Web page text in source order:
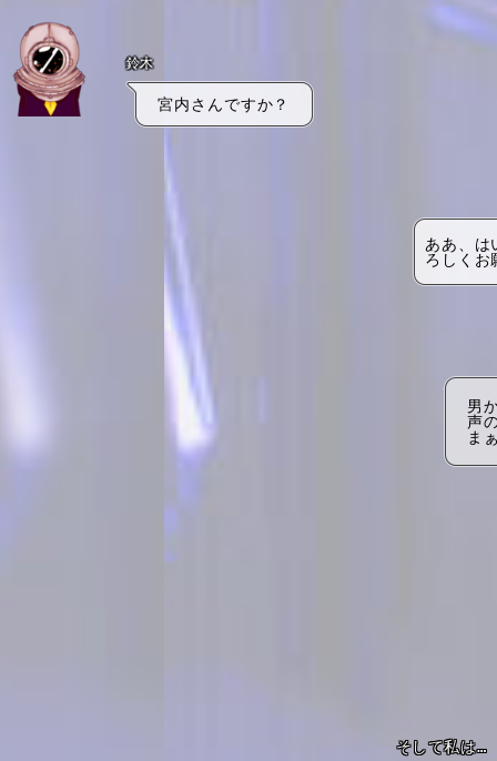
鈴木
宮内さんですか？
ああ、は
ろしくお
男
声
ま
そして私は…